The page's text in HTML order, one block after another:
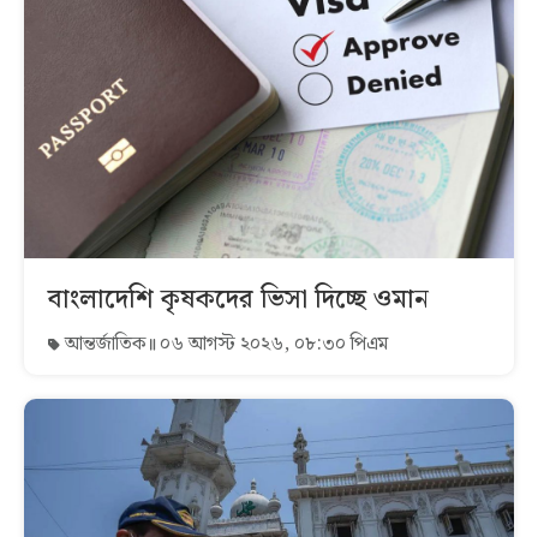
বাংলাদেশি কৃষকদের ভিসা দিচ্ছে ওমান
আন্তর্জাতিক ০৬ আগস্ট ২০২৬, ০৮:৩০ পিএম